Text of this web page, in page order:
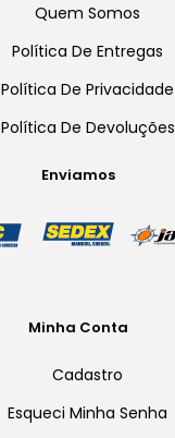
Quem Somos
Política De Entregas
Política De Privacidade
Política De Devoluções
Enviamos
Minha Conta
Cadastro
Esqueci Minha Senha